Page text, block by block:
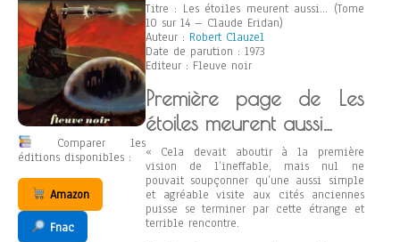
Comparer les
éditions disponibles :
Amazon
Fnac
Titre : Les étoiles meurent aussi… (Tome
10 sur 14 – Claude Eridan)
Auteur : Robert Clauzel
Date de parution : 1973
Editeur : Fleuve noir
Première page de Les
étoiles meurent aussi…
« Cela devait aboutir à la première
vision de l’ineffable, mais nul ne
pouvait soupçonner qu’une aussi simple
et agréable visite aux cités anciennes
puisse se terminer par cette étrange et
terrible rencontre.